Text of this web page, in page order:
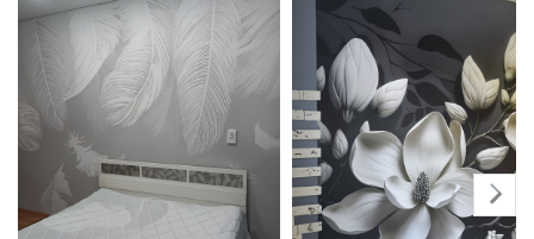
kontakt mailowy lub telefoniczny –
niezwłocznie przekażemy dane do
śledzenia.